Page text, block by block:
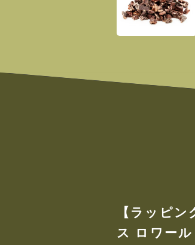
【ラッピ
ス ロワー